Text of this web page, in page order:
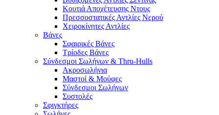
Κουτιά Αποχέτευσης Ντους
Πρεσσοστατικές Αντλίες Νερού
Χειροκίνητες Αντλίες
Βάνες
Σφαιρικές Βάνες
Τρίοδες Βάνες
Σύνδεσμοι Σωλήνων & Thru-Hulls
Ακροσωλήνια
Μαστοί & Μούφες
Σύνδεσμοι Σωλήνων
Συστολές
Σφιγκτήρες